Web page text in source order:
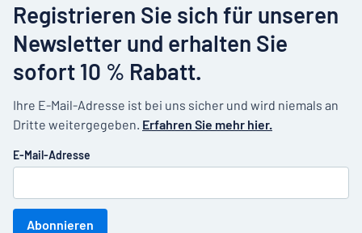
Registrieren Sie sich für unseren
Newsletter und erhalten Sie
sofort 10 % Rabatt.
Ihre E-Mail-Adresse ist bei uns sicher und wird niemals an
Dritte weitergegeben. Erfahren Sie mehr hier.
E-Mail-Adresse
Abonnieren